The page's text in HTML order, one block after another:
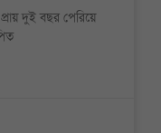
দুই বছর পেরিয়ে